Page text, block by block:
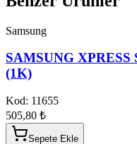
Samsung
SAMSUNG XPRESS
(1K)
Kod: 11655
505,80 ₺
Sepete Ekle